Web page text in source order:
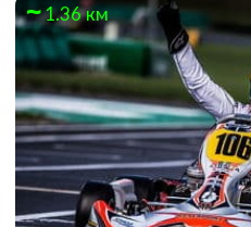
1.36 км